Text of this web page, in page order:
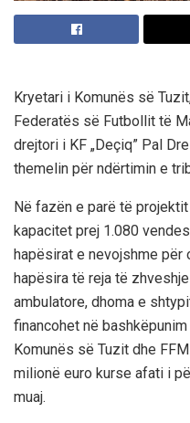
Kryetari i Komunës së
Federatës së Futbollit të
drejtori i KF „Deçiq” Pal
themelin për ndërtimin e
Në fazën e parë të
kapacitet prej 1.080
hapësirat e nevojshme për
hapësira të reja të
ambulatore, dhoma e
financohet në
Komunës së Tuzit dhe
milionë euro kurse afati i
muaj.